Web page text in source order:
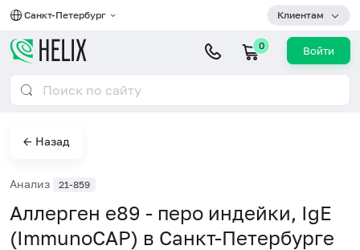
Санкт-Петербург Клиентам
0 Войти
← Назад
Анализ 21-859
Аллерген e89 - перо индейки, IgE
(ImmunoCAP) в Санкт-Петербурге